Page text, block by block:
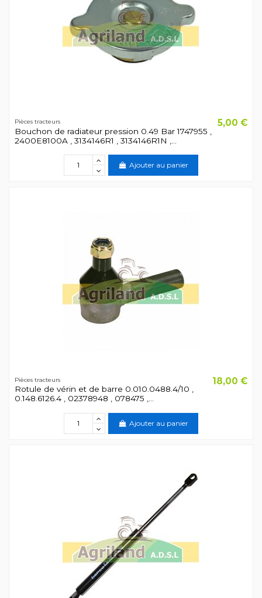
Pièces tracteurs
Bouchon de radiateur pression 0.49 Bar 1747955 ,
2400E8100A , 3134146R1 , 3134146R1N ,...
5,00 €
Ajouter au panier
Pièces tracteurs
Rotule de vérin et de barre 0.010.0488.4/10 ,
0.148.6126.4 , 02378948 , 078475 ,...
18,00 €
Ajouter au panier